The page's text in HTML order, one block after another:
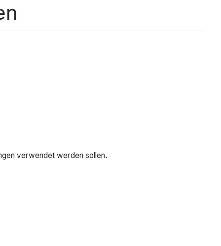
verwendet werden sollen.